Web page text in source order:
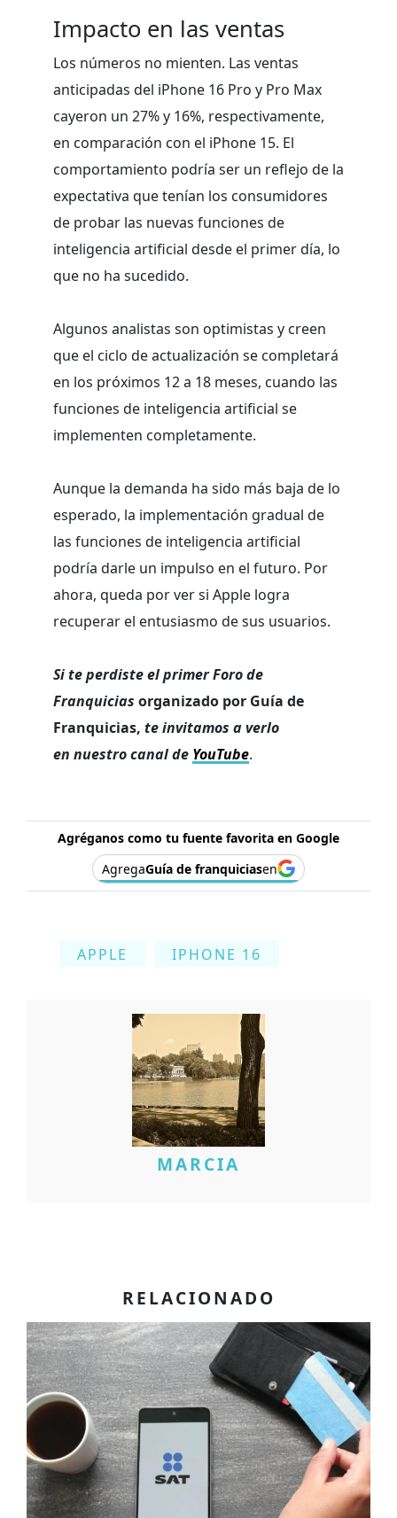
Impacto en las ventas
Los números no mienten. Las ventas
anticipadas del iPhone 16 Pro y Pro Max
cayeron un 27% y 16%, respectivamente,
en comparación con el iPhone 15. El
comportamiento podría ser un reflejo de la
expectativa que tenían los consumidores
de probar las nuevas funciones de
inteligencia artificial desde el primer día, lo
que no ha sucedido.
Algunos analistas son optimistas y creen
que el ciclo de actualización se completará
en los próximos 12 a 18 meses, cuando las
funciones de inteligencia artificial se
implementen completamente.
Aunque la demanda ha sido más baja de lo
esperado, la implementación gradual de
las funciones de inteligencia artificial
podría darle un impulso en el futuro. Por
ahora, queda por ver si Apple logra
recuperar el entusiasmo de sus usuarios.
Si te perdiste el primer Foro de
Franquicias organizado por Guía de
Franquicias, te invitamos a verlo
en nuestro canal de YouTube.
Agréganos como tu fuente favorita en Google
AgregaGuía de franquiciasen
APPLE IPHONE 16
MARCIA
RELACIONADO